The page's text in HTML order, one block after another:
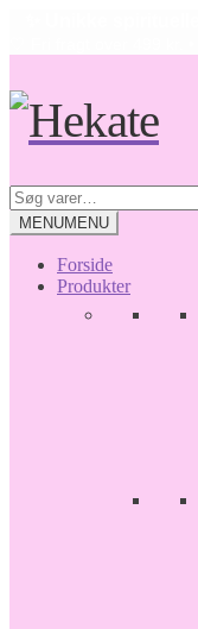
navigation
indhold
Søg
efter:
MENUMENU
Forside
Produkter